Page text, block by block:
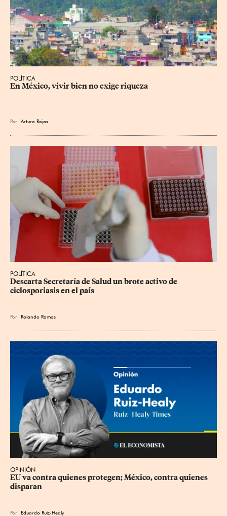
POLÍTICA
En México, vivir bien no exige riqueza
Por Arturo Rojas
POLÍTICA
Descarta Secretaría de Salud un brote activo de
ciclosporiasis en el país
Por Rolando Ramos
OPINIÓN
EU va contra quienes protegen; México, contra quienes
disparan
Por Eduardo Ruiz-Healy